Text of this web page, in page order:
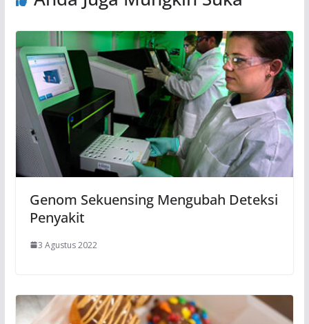
Genom Sekuensing Mengubah Deteksi
Penyakit
3 Agustus 2022